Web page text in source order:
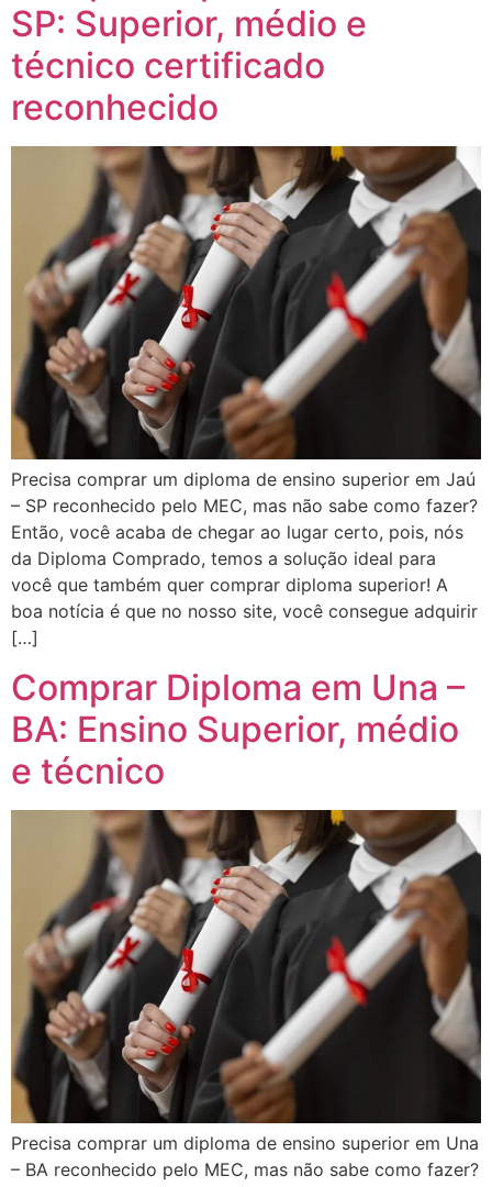
SP: Superior, médio e
técnico certificado
reconhecido
Precisa comprar um diploma de ensino superior em Jaú
– SP reconhecido pelo MEC, mas não sabe como fazer?
Então, você acaba de chegar ao lugar certo, pois, nós
da Diploma Comprado, temos a solução ideal para
você que também quer comprar diploma superior! A
boa notícia é que no nosso site, você consegue adquirir
[…]
Comprar Diploma em Una –
BA: Ensino Superior, médio
e técnico
Precisa comprar um diploma de ensino superior em Una
– BA reconhecido pelo MEC, mas não sabe como fazer?